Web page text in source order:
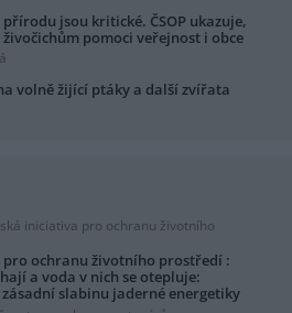
jsou kritické. ČSOP ukazuje,
pomoci veřejnost i obce
volně žijící ptáky a další zvířata
iniciativa pro ochranu životního
pro ochranu životního prostředí :
a voda v nich se otepluje:
slabinu jaderné energetiky